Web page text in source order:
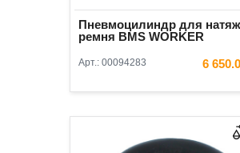
Пневмоцилиндр для
ремня BMS WORKER
Арт.: 00094283 6
В